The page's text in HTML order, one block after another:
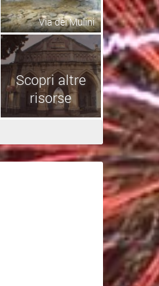
Via dei Mulini
Scopri altre
risorse